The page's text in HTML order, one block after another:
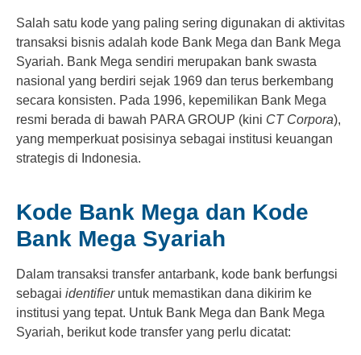
Salah satu kode yang paling sering digunakan di aktivitas
transaksi bisnis adalah kode Bank Mega dan Bank Mega
Syariah. Bank Mega sendiri merupakan bank swasta
nasional yang berdiri sejak 1969 dan terus berkembang
secara konsisten. Pada 1996, kepemilikan Bank Mega
resmi berada di bawah PARA GROUP (kini CT Corpora),
yang memperkuat posisinya sebagai institusi keuangan
strategis di Indonesia.
Kode Bank Mega dan Kode
Bank Mega Syariah
Dalam transaksi transfer antarbank, kode bank berfungsi
sebagai identifieruntuk memastikan dana dikirim ke
institusi yang tepat. Untuk Bank Mega dan Bank Mega
Syariah, berikut kode transfer yang perlu dicatat: